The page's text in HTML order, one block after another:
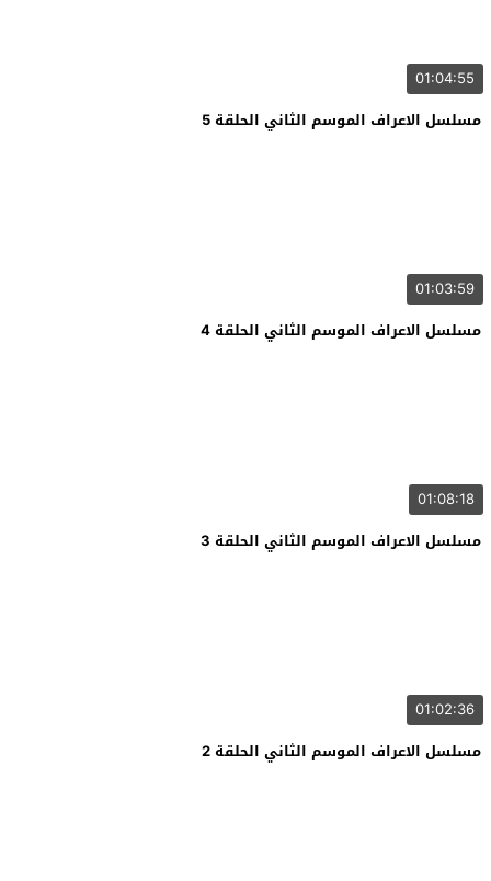
01:04:55
مسلسل الاعراف الموسم الثاني الحلقة 5
01:03:59
مسلسل الاعراف الموسم الثاني الحلقة 4
01:08:18
مسلسل الاعراف الموسم الثاني الحلقة 3
01:02:36
مسلسل الاعراف الموسم الثاني الحلقة 2